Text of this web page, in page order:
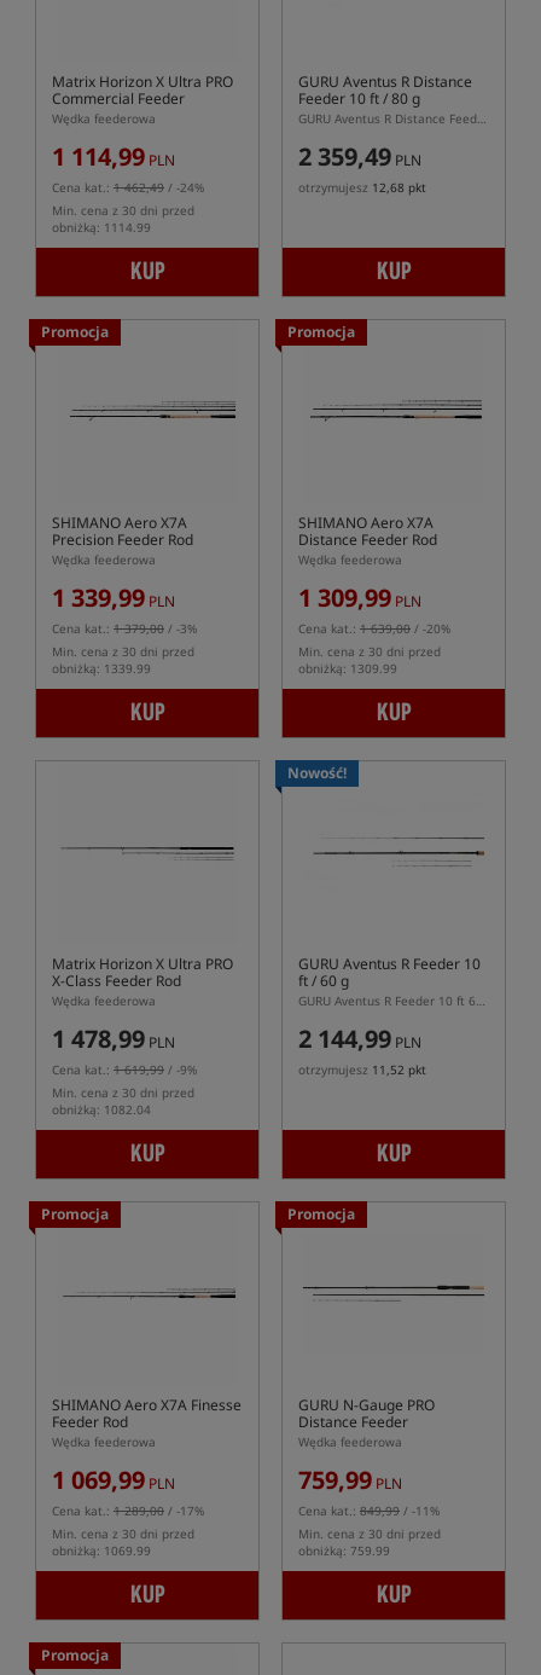
Matrix Horizon X Ultra PRO
Commercial Feeder
Wędka feederowa
1 114,99 PLN
Cena kat.: 1 462,49 / -24%
Min. cena z 30 dni przed
obniżką: 1114.99
KUP
GURU Aventus R Distance
Feeder 10 ft / 80 g
GURU Aventus R Distance Feeder 10 ft 80 g – dwusekcyjna wędka feederowa 305 cm
2 359,49 PLN
otrzymujesz 12,68 pkt
KUP
Promocja
SHIMANO Aero X7A
Precision Feeder Rod
Wędka feederowa
1 339,99 PLN
Cena kat.: 1 379,00 / -3%
Min. cena z 30 dni przed
obniżką: 1339.99
KUP
Promocja
SHIMANO Aero X7A
Distance Feeder Rod
Wędka feederowa
1 309,99 PLN
Cena kat.: 1 639,00 / -20%
Min. cena z 30 dni przed
obniżką: 1309.99
KUP
Matrix Horizon X Ultra PRO
X-Class Feeder Rod
Wędka feederowa
1 478,99 PLN
Cena kat.: 1 619,99 / -9%
Min. cena z 30 dni przed
obniżką: 1082.04
KUP
Nowość!
GURU Aventus R Feeder 10
ft / 60 g
GURU Aventus R Feeder 10 ft 60 g – dwusekcyjna wędka feederowa 305 cm
2 144,99 PLN
otrzymujesz 11,52 pkt
KUP
Promocja
SHIMANO Aero X7A Finesse
Feeder Rod
Wędka feederowa
1 069,99 PLN
Cena kat.: 1 289,00 / -17%
Min. cena z 30 dni przed
obniżką: 1069.99
KUP
Promocja
GURU N-Gauge PRO
Distance Feeder
Wędka feederowa
759,99 PLN
Cena kat.: 849,99 / -11%
Min. cena z 30 dni przed
obniżką: 759.99
KUP
Promocja